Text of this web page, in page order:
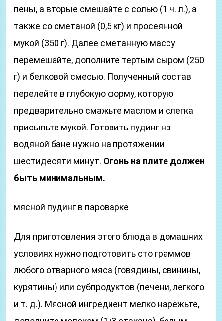
пены, а вторые смешайте с солью (1 ч. л.), а
также со сметаной (0,5 кг) и просеянной
мукой (350 г). Далее сметанную массу
перемешайте, дополните тертым сыром (250
г) и белковой смесью. Полученный состав
перелейте в глубокую форму, которую
предварительно смажьте маслом и слегка
присыпьте мукой. Готовить пудинг на
водяной бане нужно на протяжении
шестидесяти минут. Огонь на плите должен
быть минимальным.
мясной пудинг в пароварке
Для приготовления этого блюда в домашних
условиях нужно подготовить сто граммов
любого отварного мяса (говядины, свинины,
курятины) или субпродуктов (печени, легкого
и т. д.). Мясной ингредиент мелко нарежьте,